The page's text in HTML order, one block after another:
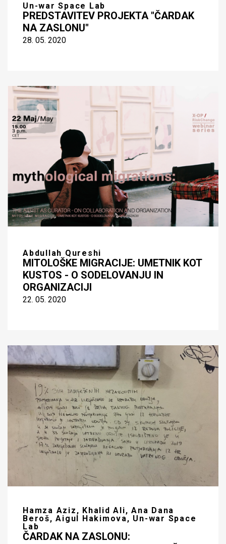
Un-war Space Lab
PREDSTAVITEV PROJEKTA "ČARDAK
NA ZASLONU"
28. 05. 2020
Abdullah Qureshi
MITOLOŠKE MIGRACIJE: UMETNIK KOT
KUSTOS - O SODELOVANJU IN
ORGANIZACIJI
22. 05. 2020
Hamza Aziz, Khalid Ali, Ana Dana
Beroš, Aigul Hakimova, Un-war Space
Lab
ČARDAK NA ZASLONU: